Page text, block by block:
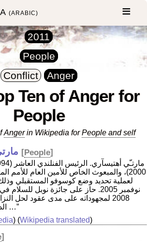
(ARABIC)
2011
People
Conflict
Anger
Ten of Anger for
People
Angerin Wikipedia forPeople and self
[People]
2000)، والمبعوث الخاص للأمين العام للأمم
لعملية تحديد وضع كوسوفو المستقبلي
نوفمبر 2005. حاز على جائزة نوبل للسلام
2008 لمجهوداته على مدى عقود لحل
الدولية …”
) (Wikipedia translated)
]